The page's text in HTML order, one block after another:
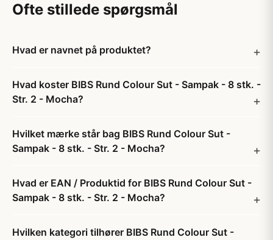
Ofte stillede spørgsmål
Hvad er navnet på produktet?
Hvad koster BIBS Rund Colour Sut - Sampak - 8 stk. -
Str. 2 - Mocha?
Hvilket mærke står bag BIBS Rund Colour Sut -
Sampak - 8 stk. - Str. 2 - Mocha?
Hvad er EAN / Produktid for BIBS Rund Colour Sut -
Sampak - 8 stk. - Str. 2 - Mocha?
Hvilken kategori tilhører BIBS Rund Colour Sut -